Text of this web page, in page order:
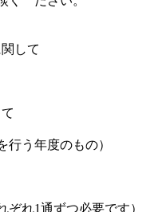
して
行う年度のもの）
れ1通ずつ必要です）